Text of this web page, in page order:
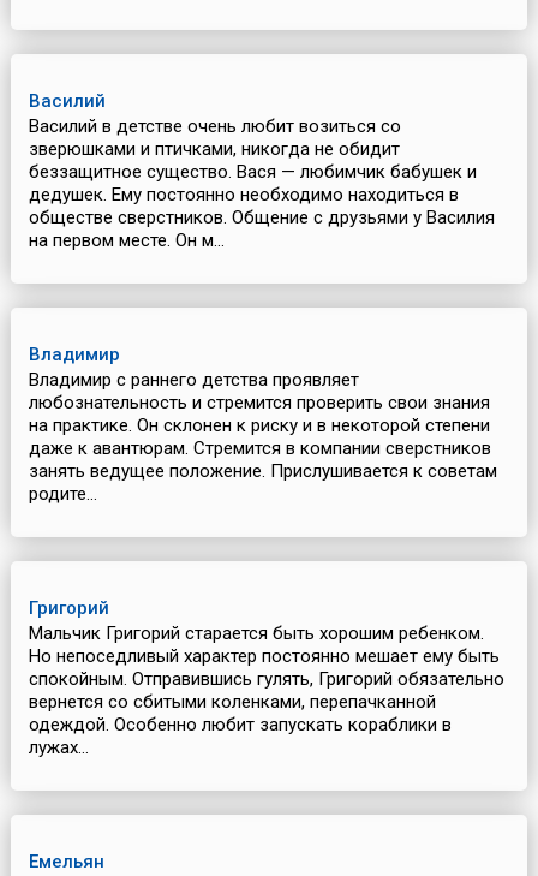
Василий
Василий в детстве очень любит возиться со
зверюшками и птичками, никогда не обидит
беззащитное существо. Вася — любимчик бабушек и
дедушек. Ему постоянно необходимо находиться в
обществе сверстников. Общение с друзьями у Василия
на первом месте. Он м...
Владимир
Владимир с раннего детства проявляет
любознательность и стремится проверить свои знания
на практике. Он склонен к риску и в некоторой степени
даже к авантюрам. Стремится в компании сверстников
занять ведущее положение. Прислушивается к советам
родите...
Григорий
Мальчик Григорий старается быть хорошим ребенком.
Но непоседливый характер постоянно мешает ему быть
спокойным. Отправившись гулять, Григорий обязательно
вернется со сбитыми коленками, перепачканной
одеждой. Особенно любит запускать кораблики в
лужах...
Емельян